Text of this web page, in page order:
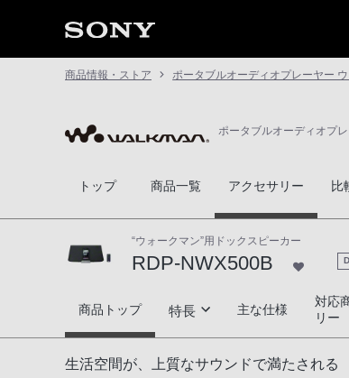
商品情報・ストア ポータブルオーディオプレーヤー
ポータブルオーディオプ
トップ 商品一覧 アクセサリー 比
“ウォークマン”用ドックスピーカー
RDP-NWX500B
RDP-NWX500B
商品トップ 特長
ソニーの音響技術を融合した「
主な仕様
対応
リー
生活空間が、上質なサウンドで満たされる